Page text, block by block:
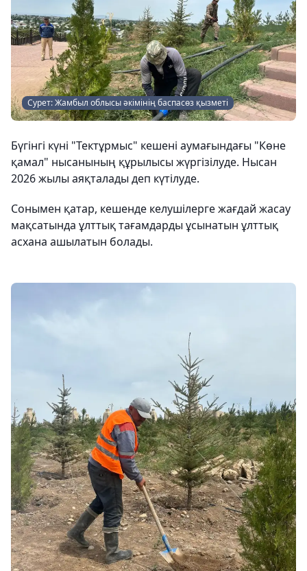
Сурет: Жамбыл облысы әкімінің баспасөз қызметі
Бүгінгі күні "Тектұрмыс" кешені аумағындағы "Көне
қамал" нысанының құрылысы жүргізілуде. Нысан
2026 жылы аяқталады деп күтілуде.
Сонымен қатар, кешенде келушілерге жағдай жасау
мақсатында ұлттық тағамдарды ұсынатын ұлттық
асхана ашылатын болады.